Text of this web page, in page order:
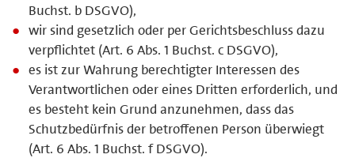
Buchst. b DSGVO),
wir sind gesetzlich oder per Gerichtsbeschluss dazu
verpflichtet (Art. 6 Abs. 1 Buchst. c DSGVO),
es ist zur Wahrung berechtigter Interessen des
Verantwortlichen oder eines Dritten erforderlich, und
es besteht kein Grund anzunehmen, dass das
Schutzbedürfnis der betroffenen Person überwiegt
(Art. 6 Abs. 1 Buchst. f DSGVO).